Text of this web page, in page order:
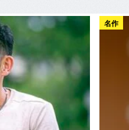
名作